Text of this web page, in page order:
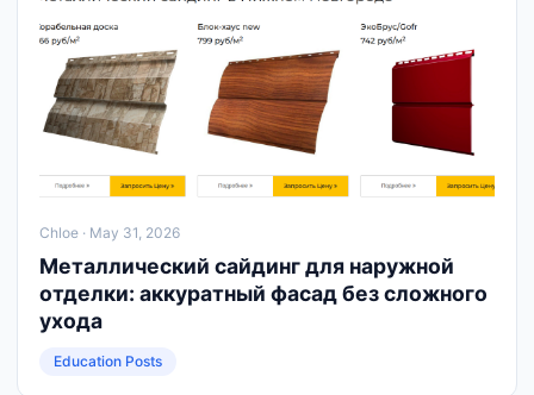
Chloe · May 31, 2026
Металлический сайдинг для наружной
отделки: аккуратный фасад без сложного
ухода
Education Posts